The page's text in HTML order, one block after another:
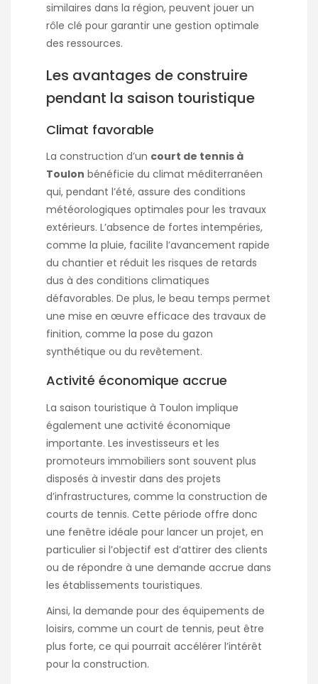
similaires dans la région, peuvent jouer un
rôle clé pour garantir une gestion optimale
des ressources.
Les avantages de construire
pendant la saison touristique
Climat favorable
La construction d’un court de tennis à
Toulon bénéficie du climat méditerranéen
qui, pendant l’été, assure des conditions
météorologiques optimales pour les travaux
extérieurs. L’absence de fortes intempéries,
comme la pluie, facilite l’avancement rapide
du chantier et réduit les risques de retards
dus à des conditions climatiques
défavorables. De plus, le beau temps permet
une mise en œuvre efficace des travaux de
finition, comme la pose du gazon
synthétique ou du revêtement.
Activité économique accrue
La saison touristique à Toulon implique
également une activité économique
importante. Les investisseurs et les
promoteurs immobiliers sont souvent plus
disposés à investir dans des projets
d’infrastructures, comme la construction de
courts de tennis. Cette période offre donc
une fenêtre idéale pour lancer un projet, en
particulier si l’objectif est d’attirer des clients
ou de répondre à une demande accrue dans
les établissements touristiques.
Ainsi, la demande pour des équipements de
loisirs, comme un court de tennis, peut être
plus forte, ce qui pourrait accélérer l’intérêt
pour la construction.